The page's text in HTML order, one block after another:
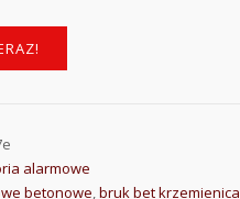
alarmowe
betonowe,bruk bet krzemienica